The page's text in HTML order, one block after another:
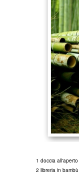
1 doccia all'aperto
2 libreria in bambù